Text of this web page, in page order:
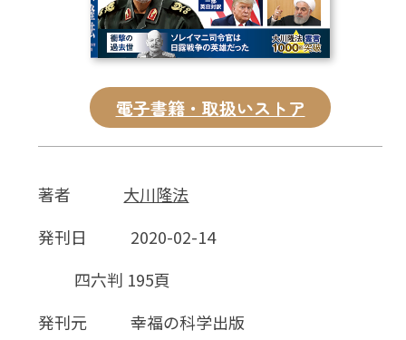
電子書籍・取扱いストア
著者
大川隆法
発刊日
2020-02-14
四六判 195頁
発刊元
幸福の科学出版